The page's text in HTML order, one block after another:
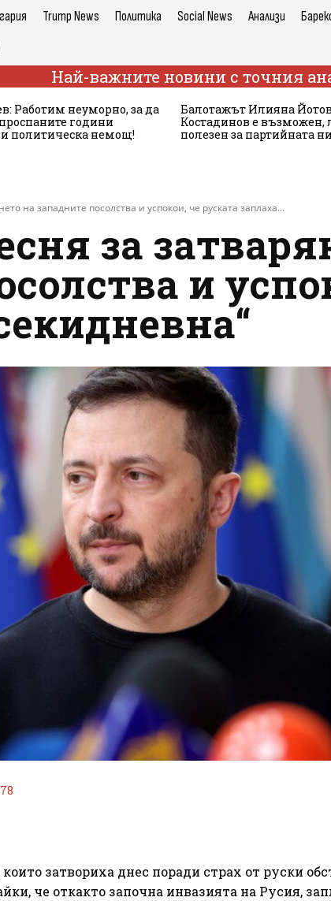
Trump News Политика Social News Анализи
Най-важните новини с точния
Работим неуморно, за да
години
и политическа немощ!
Балотажът Илияна
Костадинов е възможен,
полезен за партийната
на западните посолства и успокои, че руската заплаха...
за
и
затвориха днес поради страх от руски
че откакто започна инвазията на Русия,